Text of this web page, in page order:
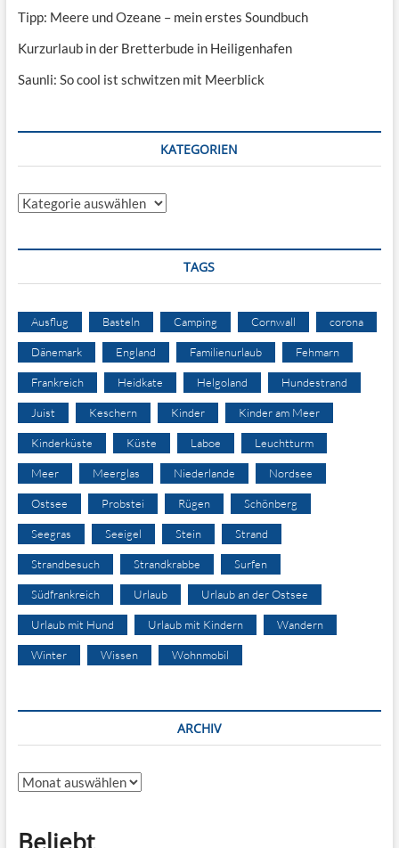
Tipp: Meere und Ozeane – mein erstes Soundbuch
Kurzurlaub in der Bretterbude in Heiligenhafen
Saunli: So cool ist schwitzen mit Meerblick
KATEGORIEN
Kategorien
TAGS
Ausflug Basteln Camping Cornwall corona
Dänemark England Familienurlaub Fehmarn
Frankreich Heidkate Helgoland Hundestrand
Juist Keschern Kinder Kinder am Meer
Kinderküste Küste Laboe Leuchtturm
Meer Meerglas Niederlande Nordsee
Ostsee Probstei Rügen Schönberg
Seegras Seeigel Stein Strand
Strandbesuch Strandkrabbe Surfen
Südfrankreich Urlaub Urlaub an der Ostsee
Urlaub mit Hund Urlaub mit Kindern Wandern
Winter Wissen Wohnmobil
ARCHIV
Archiv
Beliebt